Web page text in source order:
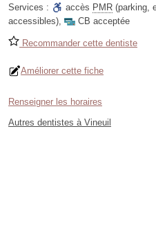
Services : accès PMR (parking,
accessibles), CB acceptée
Recommander cette dentiste
Améliorer cette fiche
Renseigner les horaires
Autres dentistes à Vineuil